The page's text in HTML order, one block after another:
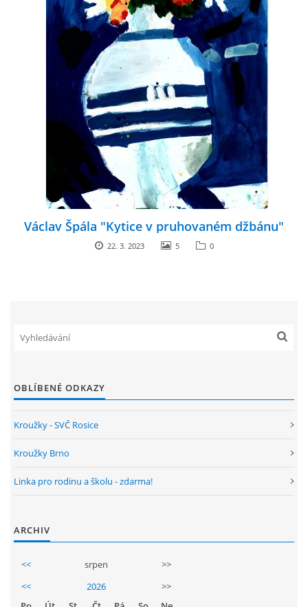
Václav Špála "Kytice v pruhovaném džbánu"
22. 3. 2023 5 0
OBLÍBENÉ ODKAZY
Kroužky - SVČ Rosice
Kroužky Brno
Linka pro rodinu a školu - zdarma!
ARCHIV
<< srpen
>>
<<
2026
>>